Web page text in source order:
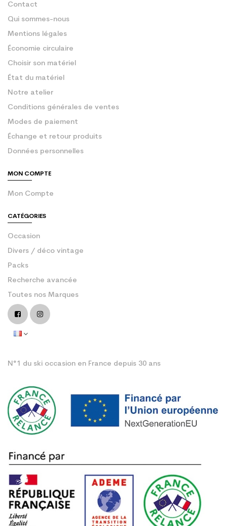
Contact
Qui sommes-nous
Mentions légales
Économie circulaire
Choisir son matériel
État du matériel
Notre atelier
Conditions générales de ventes
Modes de paiement
Échange et retour produits
Données personnelles
MON COMPTE
Mon Compte
CATÉGORIES
Occasion
Divers / déco vintage
Packs
Recherche avancée
Toutes nos Marques
N°1 du ski occasion en France depuis 30 ans